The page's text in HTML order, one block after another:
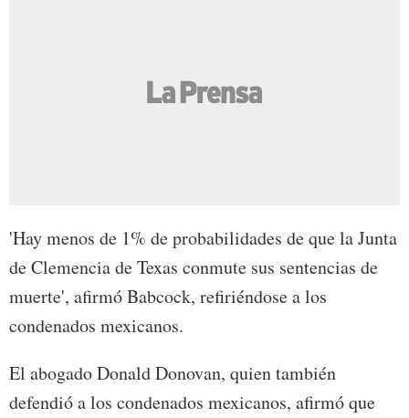
'Hay menos de 1% de probabilidades de que la Junta
de Clemencia de Texas conmute sus sentencias de
muerte', afirmó Babcock, refiriéndose a los
condenados mexicanos.
El abogado Donald Donovan, quien también
defendió a los condenados mexicanos, afirmó que